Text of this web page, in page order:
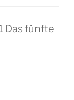
Das fünfte